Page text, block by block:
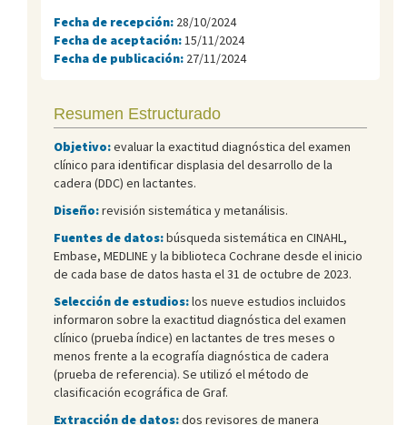
Fecha de recepción: 28/10/2024
Fecha de aceptación: 15/11/2024
Fecha de publicación: 27/11/2024
Resumen Estructurado
Objetivo:evaluar la exactitud diagnóstica del examen
clínico para identificar displasia del desarrollo de la
cadera (DDC) en lactantes.
Diseño:revisión sistemática y metanálisis.
Fuentes de datos:búsqueda sistemática en CINAHL,
Embase, MEDLINE y la biblioteca Cochrane desde el inicio
de cada base de datos hasta el 31 de octubre de 2023.
Selección de estudios:los nueve estudios incluidos
informaron sobre la exactitud diagnóstica del examen
clínico (prueba índice) en lactantes de tres meses o
menos frente a la ecografía diagnóstica de cadera
(prueba de referencia). Se utilizó el método de
clasificación ecográfica de Graf.
Extracción de datos:dos revisores de manera